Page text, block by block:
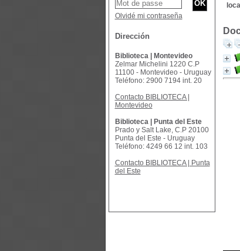
Olvidé mi contraseña
Dirección
Biblioteca | Montevideo
Zelmar Michelini 1220 C.P
11100 - Montevideo - Uruguay
Teléfono: 2900 7194 int. 20
Contacto BIBLIOTECA |
Montevideo
Biblioteca | Punta del Este
Prado y Salt Lake, C.P 20100
Punta del Este - Uruguay
Teléfono: 4249 66 12 int. 103
Contacto BIBLIOTECA | Punta
del Este